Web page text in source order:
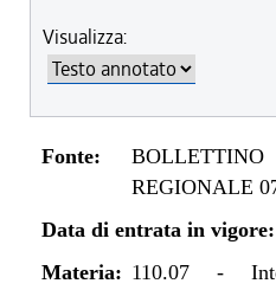
Visualizza:
Fonte:
REGIONALE
Data di entrata in vigore:
Materia: 110.07-